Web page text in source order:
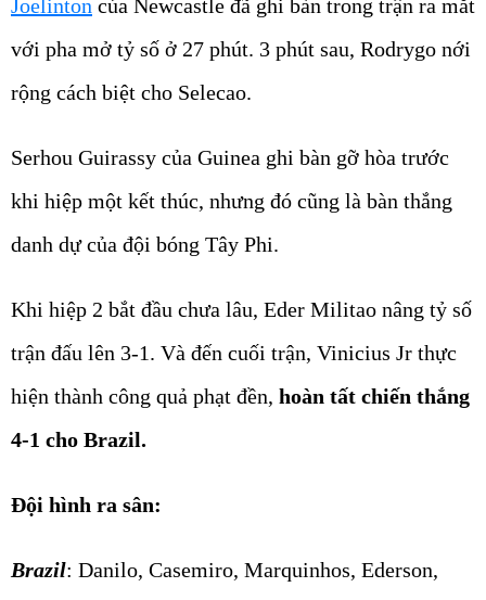
Joelinton của Newcastle đã ghi bàn trong trận ra mắt
với pha mở tỷ số ở 27 phút. 3 phút sau, Rodrygo nới
rộng cách biệt cho Selecao.
Serhou Guirassy của Guinea ghi bàn gỡ hòa trước
khi hiệp một kết thúc, nhưng đó cũng là bàn thắng
danh dự của đội bóng Tây Phi.
Khi hiệp 2 bắt đầu chưa lâu, Eder Militao nâng tỷ số
trận đấu lên 3-1. Và đến cuối trận, Vinicius Jr thực
hiện thành công quả phạt đền, hoàn tất chiến thắng
4-1 cho Brazil.
Đội hình ra sân:
Brazil: Danilo, Casemiro, Marquinhos, Ederson,